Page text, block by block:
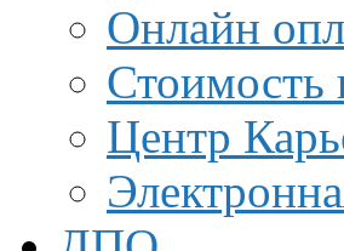
Онлайн
Стоимость
Центр